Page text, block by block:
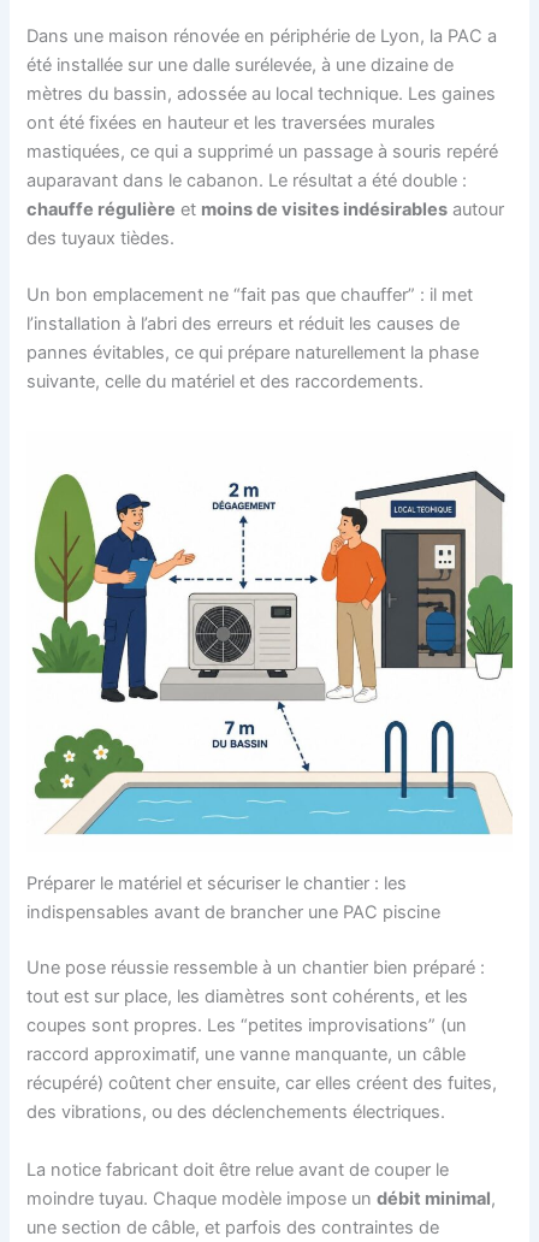
Dans une maison rénovée en périphérie de Lyon, la PAC a
été installée sur une dalle surélevée, à une dizaine de
mètres du bassin, adossée au local technique. Les gaines
ont été fixées en hauteur et les traversées murales
mastiquées, ce qui a supprimé un passage à souris repéré
auparavant dans le cabanon. Le résultat a été double :
chauffe régulière et moins de visites indésirables autour
des tuyaux tièdes.
Un bon emplacement ne “fait pas que chauffer” : il met
l’installation à l’abri des erreurs et réduit les causes de
pannes évitables, ce qui prépare naturellement la phase
suivante, celle du matériel et des raccordements.
Préparer le matériel et sécuriser le chantier : les
indispensables avant de brancher une PAC piscine
Une pose réussie ressemble à un chantier bien préparé :
tout est sur place, les diamètres sont cohérents, et les
coupes sont propres. Les “petites improvisations” (un
raccord approximatif, une vanne manquante, un câble
récupéré) coûtent cher ensuite, car elles créent des fuites,
des vibrations, ou des déclenchements électriques.
La notice fabricant doit être relue avant de couper le
moindre tuyau. Chaque modèle impose undébit minimal,
une section de câble, et parfois des contraintes de